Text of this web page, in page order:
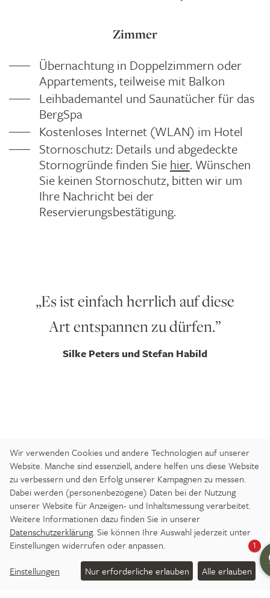
Zimmer
Übernachtung in Doppelzimmern oder
Appartements, teilweise mit Balkon
Leihbademantel und Saunatücher für das
BergSpa
Kostenloses Internet (WLAN) im Hotel
Stornoschutz: Details und abgedeckte
Stornogründe finden Sie hier. Wünschen
Sie keinen Stornoschutz, bitten wir um
Ihre Nachricht bei der
Reservierungsbestätigung.
Es ist einfach herrlich auf diese
Art entspannen zu dürfen.
Silke Peters und Stefan Habild
ANREISE IMPRESSUM
BARRIEREFREIHEITSERKLÄRUNG
Wir verwenden Cookies und andere Technologien auf unserer
Website. Manche sind essenziell, andere helfen uns diese Website
zu verbessern und den Erfolg unserer Kampagnen zu messen.
Dabei werden (personenbezogene) Daten bei der Nutzung
unserer Website für Anzeigen- und Inhaltsmessung verarbeitet.
Weitere Informationen dazu finden Sie in unserer
Datenschutzerklärung. Sie können Ihre Auswahl jederzeit unter
Einstellungen widerrufen oder anpassen.
Einstellungen
Nur erforderliche erlauben Alle erlauben
1